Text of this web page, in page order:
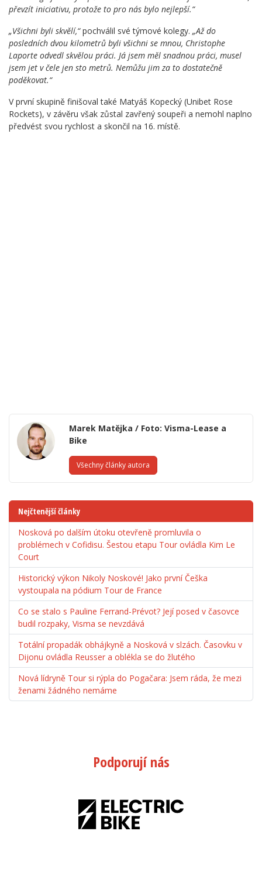
převzít iniciativu, protože to pro nás bylo nejlepší.“
„Všichni byli skvělí,“pochválil své týmové kolegy. „Až do
posledních dvou kilometrů byli všichni se mnou, Christophe
Laporte odvedl skvělou práci. Já jsem měl snadnou práci, musel
jsem jet v čele jen sto metrů. Nemůžu jim za to dostatečně
poděkovat.“
V první skupině finišoval také Matyáš Kopecký (Unibet Rose
Rockets), v závěru však zůstal zavřený soupeři a nemohl naplno
předvést svou rychlost a skončil na 16. místě.
Marek Matějka / Foto: Visma-Lease a
Bike
Všechny články autora
Nejčtenější články
Nosková po dalším útoku otevřeně promluvila o
problémech v Cofidisu. Šestou etapu Tour ovládla Kim Le
Court
Historický výkon Nikoly Noskové! Jako první Češka
vystoupala na pódium Tour de France
Co se stalo s Pauline Ferrand-Prévot? Její posed v časovce
budil rozpaky, Visma se nevzdává
Totální propadák obhájkyně a Nosková v slzách. Časovku v
Dijonu ovládla Reusser a oblékla se do žlutého
Nová lídryně Tour si rýpla do Pogačara: Jsem ráda, že mezi
ženami žádného nemáme
Podporují nás